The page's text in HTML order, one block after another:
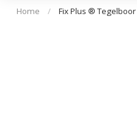
Home / Fix Plus ®